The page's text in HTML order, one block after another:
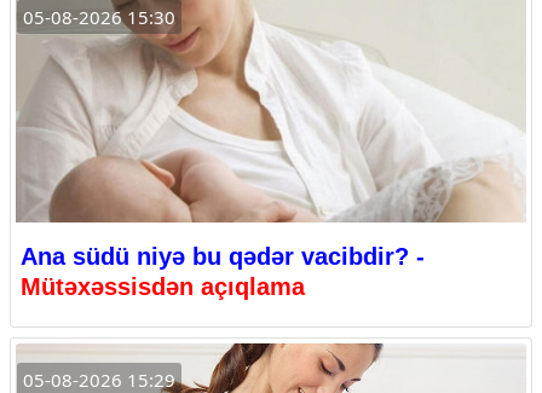
05-08-2026 15:30
Ana südü niyə bu qədər vacibdir? -
Mütəxəssisdən açıqlama
05-08-2026 15:29